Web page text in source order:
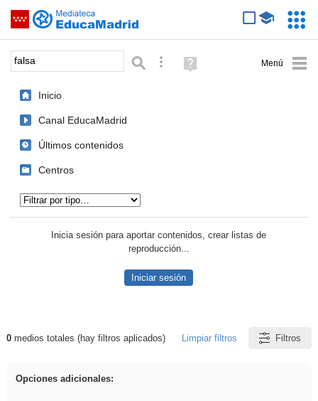
Saltar navegación
Palabra o frase: Búsqueda avanzada
Ayuda
(en
Inicio
Canal EducaMadrid
Últimos contenidos
Centros
Inicia sesión para aportar contenidos, crear listas de
reproducción...
Iniciar sesión
Resultados de: falsa
0medios totales (hay filtros aplicados) Limpiar filtros Filtros
Opciones adicionales: